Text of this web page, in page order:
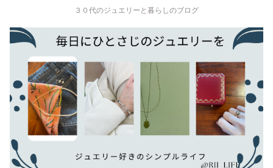
３０代のジュエリーと暮らしのブログ